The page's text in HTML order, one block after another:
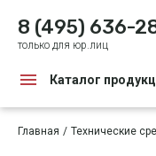
8 (495) 636-
только для юр.лиц
Каталог
Главная Технические